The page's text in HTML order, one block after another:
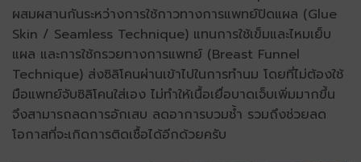
ผสมผสานกันระหว่างการใช้กาวทางการแพทย์ปิดแผล (Glue
Skin / Seamless Technique) แทนการใช้เข็มและไหมเย็บ
แผล และการใช้กรวยทางการแพทย์ (Breast Funnel
Technique) ส่งซิลิโคนผ่านเข้าไปในการทำนม โดยที่ไม่ต้องใช้
มือแพทย์จับซิลิโคนใส่เอง ไม่ทำให้เนื้อเยื่อบาดเจ็บเพิ่มมากขึ้น
จึงสามารถลดการอักเสบ ลดอาการบวมช้ำ รวมถึงช่วยลด
โอกาสที่จะเกิดการติดเชื้อได้อีกด้วยครับ